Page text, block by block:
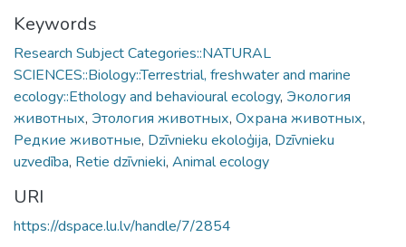
Keywords
Research Subject Categories::NATURAL
SCIENCES::Biology::Terrestrial, freshwater and marine
ecology::Ethology and behavioural ecology, Экология
животных, Этология животных, Охрана животных,
Редкие животные, Dzīvnieku ekoloģija, Dzīvnieku
uzvedība, Retie dzīvnieki, Animal ecology
URI
https://dspace.lu.lv/handle/7/2854